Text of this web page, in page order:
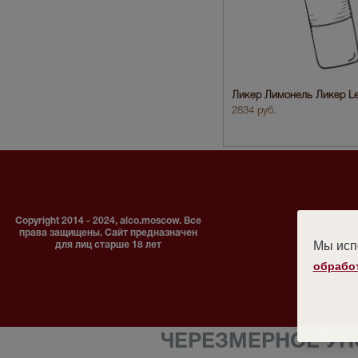
Ликер Лимонель Ликер
2834 руб.
Copyright 2014 - 2024, alco.moscow. Все
права защищены. Сайт предназначен
для лиц старше 18 лет
ЧЕРЕЗМЕРНОЕ
Мы